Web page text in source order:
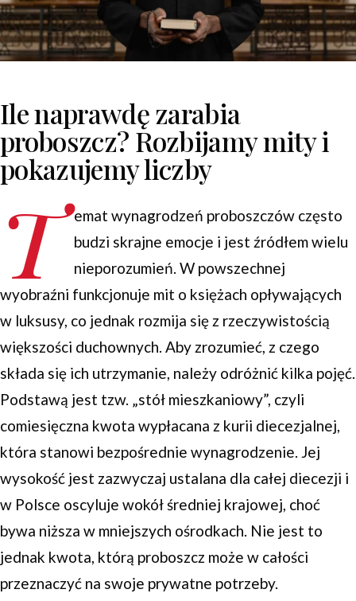
Ile naprawdę zarabia
proboszcz? Rozbijamy mity i
pokazujemy liczby
T
emat wynagrodzeń proboszczów często
budzi skrajne emocje i jest źródłem wielu
nieporozumień. W powszechnej
wyobraźni funkcjonuje mit o księżach opływających
w luksusy, co jednak rozmija się z rzeczywistością
większości duchownych. Aby zrozumieć, z czego
składa się ich utrzymanie, należy odróżnić kilka pojęć.
Podstawą jest tzw. „stół mieszkaniowy”, czyli
comiesięczna kwota wypłacana z kurii diecezjalnej,
która stanowi bezpośrednie wynagrodzenie. Jej
wysokość jest zazwyczaj ustalana dla całej diecezji i
w Polsce oscyluje wokół średniej krajowej, choć
bywa niższa w mniejszych ośrodkach. Nie jest to
jednak kwota, którą proboszcz może w całości
przeznaczyć na swoje prywatne potrzeby.